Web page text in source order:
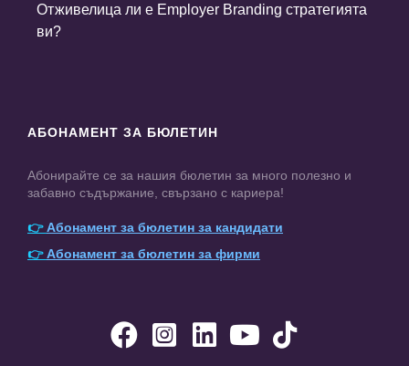
Отживелица ли е Employer Branding стратегията
ви?
АБОНАМЕНТ ЗА БЮЛЕТИН
Абонирайте се за нашия бюлетин за много полезно и
забавно съдържание, свързано с кариера!
👉Абонамент за бюлетин за кандидати
👉Абонамент за бюлетин за фирми
    